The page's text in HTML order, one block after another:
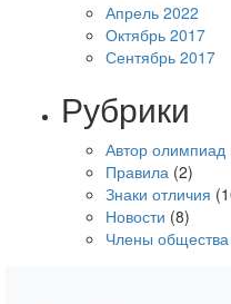
Апрель 2022
Октябрь 2017
Сентябрь 2017
Рубрики
Автор олимпиад
Правила (2)
Знаки отличия
Новости (8)
Члены общества